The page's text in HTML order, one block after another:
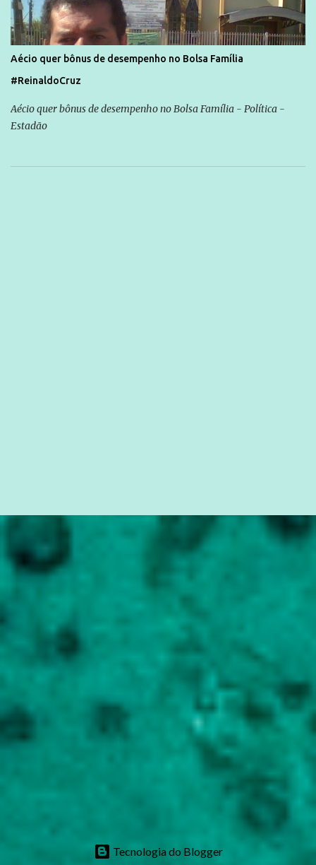
Aécio quer bônus de desempenho no Bolsa Família
#ReinaldoCruz
Aécio quer bônus de desempenho no Bolsa Família - Política -
Estadão
Tecnologia do Blogger